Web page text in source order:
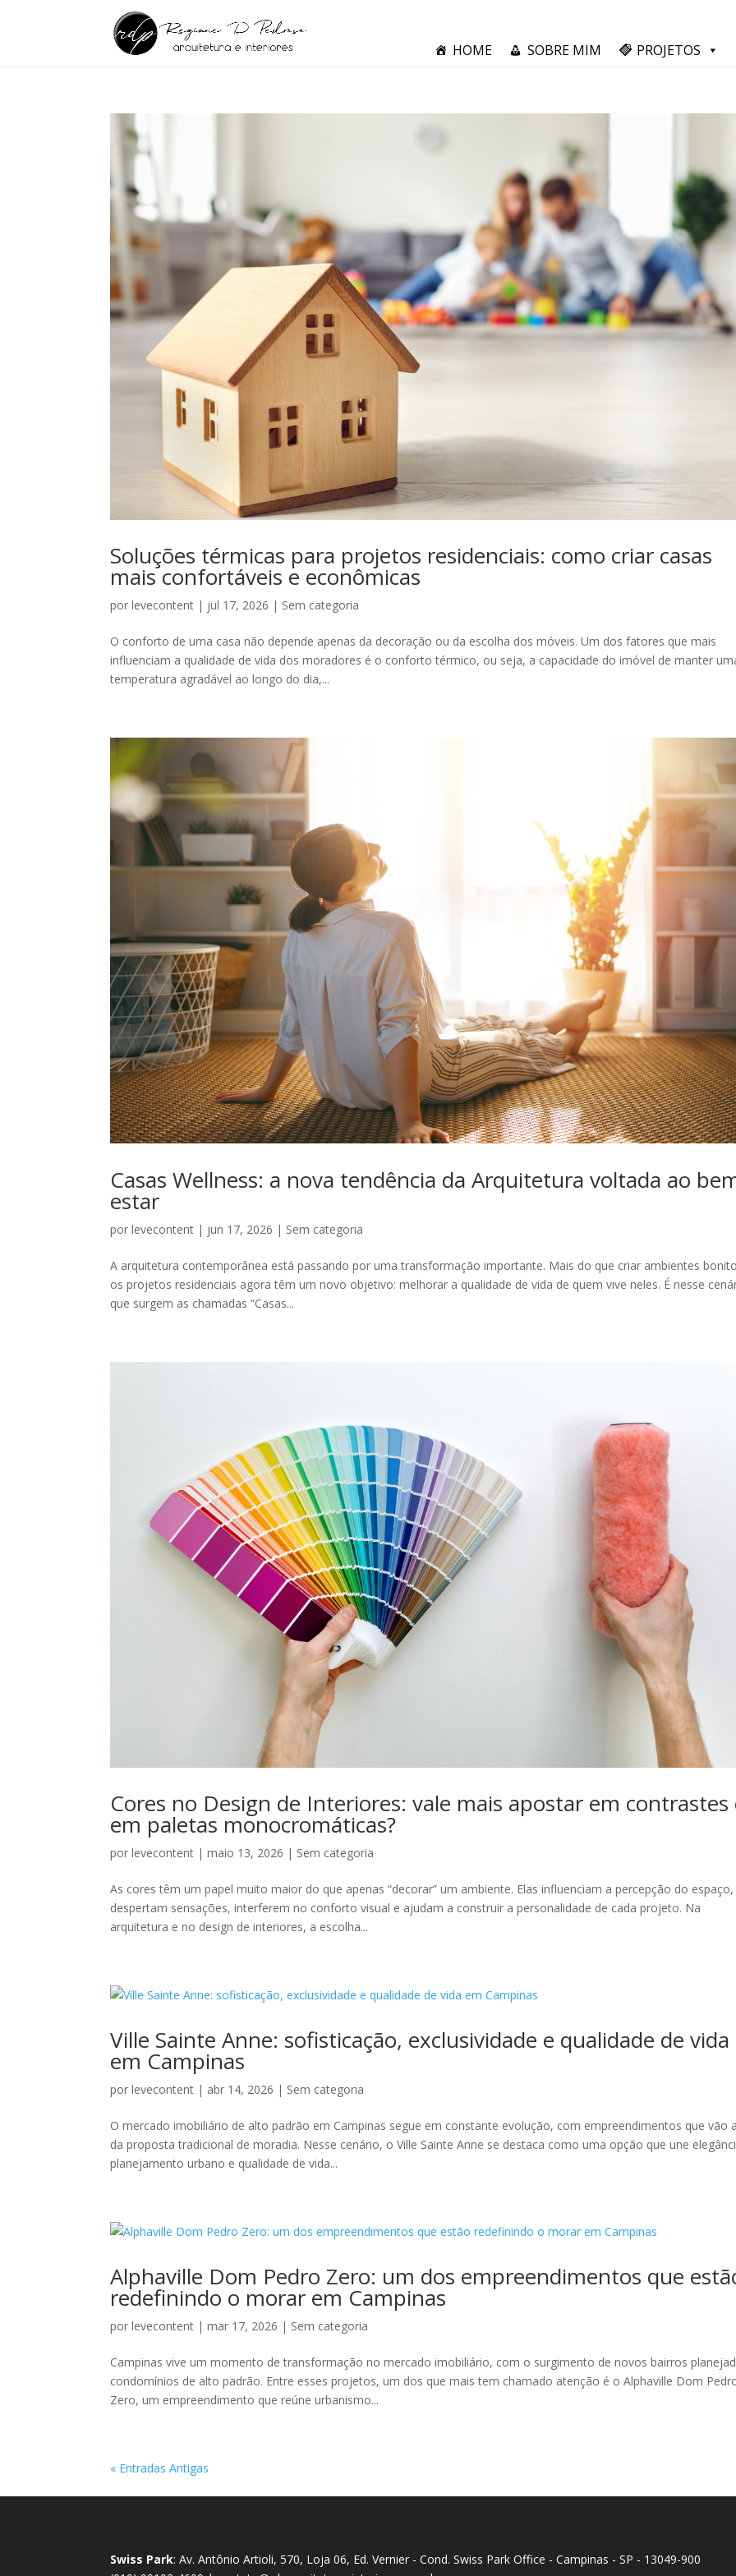
HOME SOBRE MIM PROJETOS
Soluções térmicas para projetos residenciais: como criar casas
mais confortáveis e econômicas
porlevecontent | jul 17, 2026 | Sem categoria
O conforto de uma casa não depende apenas da decoração ou da escolha dos móveis. Um dos fatores que mais
influenciam a qualidade de vida dos moradores é o conforto térmico, ou seja, a capacidade do imóvel de manter
temperatura agradável ao longo do dia,...
Casas Wellness: a nova tendência da Arquitetura voltada ao
estar
porlevecontent | jun 17, 2026 | Sem categoria
A arquitetura contemporânea está passando por uma transformação importante. Mais do que criar ambientes
os projetos residenciais agora têm um novo objetivo: melhorar a qualidade de vida de quem vive neles. É nesse
que surgem as chamadas “Casas...
Cores no Design de Interiores: vale mais apostar em contrastes
em paletas monocromáticas?
porlevecontent |maio 13, 2026 | Sem categoria
As cores têm um papel muito maior do que apenas “decorar” um ambiente. Elas influenciam a percepção do espaço,
despertam sensações, interferem no conforto visual e ajudam a construir a personalidade de cada projeto. Na
arquitetura e no design de interiores, a escolha...
Ville Sainte Anne: sofisticação, exclusividade e qualidade de vida
em Campinas
porlevecontent | abr 14, 2026 | Sem categoria
O mercado imobiliário de alto padrão em Campinas segue em constante evolução, com empreendimentos que vão
da proposta tradicional de moradia. Nesse cenário, o Ville Sainte Anne se destaca como uma opção que une
planejamento urbano e qualidade de vida...
Alphaville Dom Pedro Zero: um dos empreendimentos que
redefinindo o morar em Campinas
porlevecontent |mar 17, 2026 | Sem categoria
Campinas vive um momento de transformação no mercado imobiliário, com o surgimento de novos bairros
condomínios de alto padrão. Entre esses projetos, um dos que mais tem chamado atenção é o Alphaville Dom
Zero, um empreendimento que reúne urbanismo...
« Entradas Antigas
Swiss Park: Av. Antônio Artioli, 570, Loja 06, Ed. Vernier - Cond. Swiss Park Office - Campinas - SP - 13049-900